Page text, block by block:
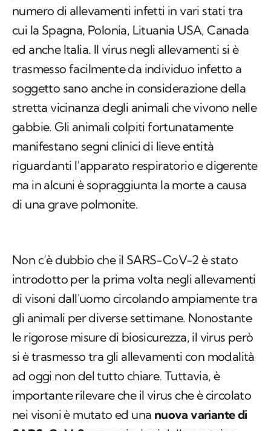
numero di allevamenti infetti in vari stati tra
cui la Spagna, Polonia, Lituania USA, Canada
ed anche Italia. Il virus negli allevamenti si è
trasmesso facilmente da individuo infetto a
soggetto sano anche in considerazione della
stretta vicinanza degli animali che vivono nelle
gabbie. Gli animali colpiti fortunatamente
manifestano segni clinici di lieve entità
riguardanti l’apparato respiratorio e digerente
ma in alcuni è sopraggiunta la morte a causa
di una grave polmonite.
Non c’è dubbio che il SARS-CoV-2 è stato
introdotto per la prima volta negli allevamenti
di visoni dall'uomo circolando ampiamente tra
gli animali per diverse settimane. Nonostante
le rigorose misure di biosicurezza, il virus però
si è trasmesso tra gli allevamenti con modalità
ad oggi non del tutto chiare. Tuttavia, è
importante rilevare che il virus che è circolato
nei visoni è mutato ed una nuova variante di